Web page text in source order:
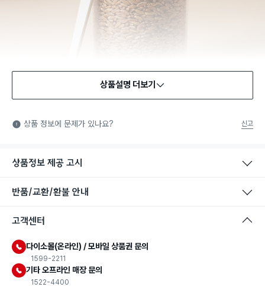
식품용 기구: 식품위생법에서 정한 규격에 따라 제조되어 식품 또
는 식품첨가물에 사용할 수 있는 식품용기구라는 표시입니다.
상품설명 더보기
상품 정보에 문제가 있나요? 신고
상품정보 제공 고시
반품/교환/환불 안내
고객센터
다이소몰(온라인) / 모바일 상품권 문의
1599-2211
기타 오프라인 매장 문의
1522-4400